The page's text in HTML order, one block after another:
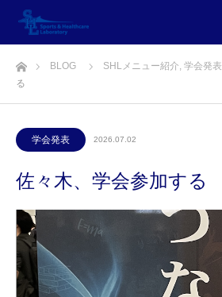
ホームBLOG SHLメニュー紹介, 学会発表
る
学会発表 2026.07.02
佐々木、学会参加する